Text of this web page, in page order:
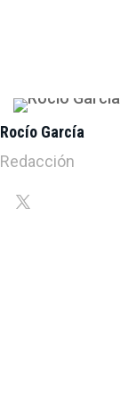
Rocío García
Redacción